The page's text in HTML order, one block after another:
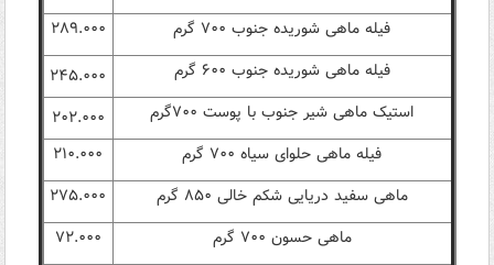
فیله ماهی شوریده جنوب ۷۰۰ گرم
۲۸۹.۰۰۰
فیله ماهی شوریده جنوب ۶۰۰ گرم
۲۴۵.۰۰۰
استیک ماهی شیر جنوب با پوست ۷۰۰گرم
۲۰۲.۰۰۰
فیله ماهی حلوای سیاه ۷۰۰ گرم
۲۱۰.۰۰۰
ماهی سفید دریایی شکم خالی ۸۵۰ گرم
۲۷۵.۰۰۰
ماهی حسون ۷۰۰ گرم
۷۲.۰۰۰